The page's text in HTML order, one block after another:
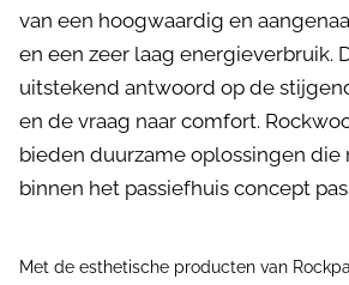
van een hoogwaardig en
en een zeer laag energieverbruik.
uitstekend antwoord op de
en de vraag naar comfort.
bieden duurzame oplossingen die
binnen het passiefhuis concept
Met de esthetische producten van